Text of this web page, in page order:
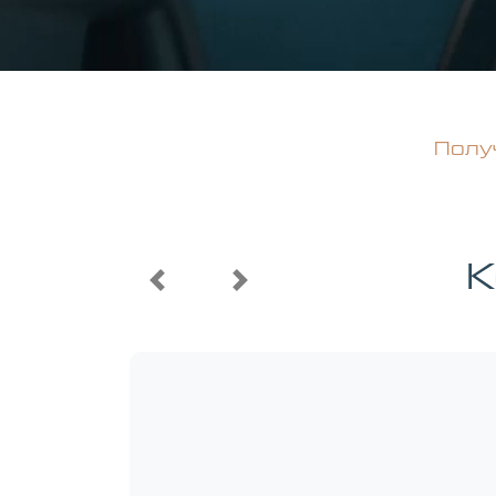
Мощность
Previous Next